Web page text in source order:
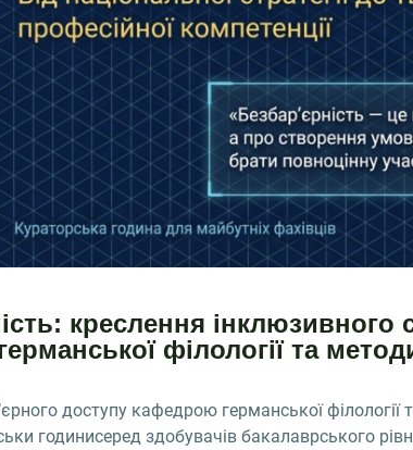
креслення інклюзивного
філології та
доступу кафедрою германської
годинисеред здобувачів бакалаврського